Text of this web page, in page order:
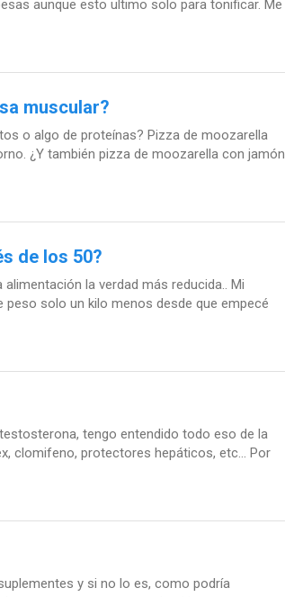
aunque esto ultimo solo para tonificar. Me
muscular?
o algo de proteínas? Pizza de moozarella
¿Y también pizza de moozarella con jamón
de los 50?
la verdad más reducida.. Mi
solo un kilo menos desde que empecé
tengo entendido todo eso de la
clomifeno, protectores hepáticos, etc... Por
y si no lo es, como podría